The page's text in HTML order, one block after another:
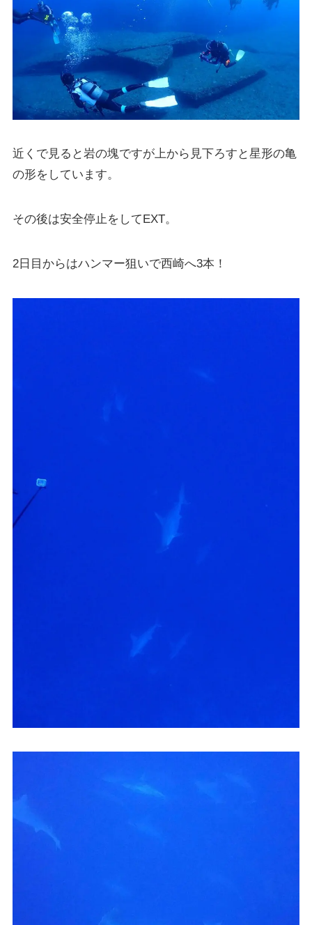
近くで見ると岩の塊ですが上から見下ろすと星形の亀
の形をしています。
その後は安全停止をしてEXT。
2日目からはハンマー狙いで西崎へ3本！